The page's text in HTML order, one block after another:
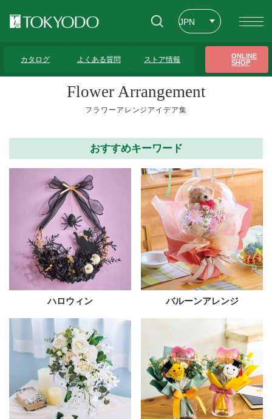
JPN
カタログ よくある質問 ストア情報
ONLINE
SHOP
> 4ページ
Flower Arrangement
フラワーアレンジアイデア集
おすすめキーワード
ハロウィン バルーンアレンジ